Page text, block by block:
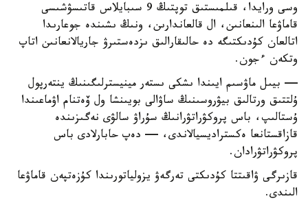
وسى ورايدا، قىلمىستىق توپتىڭ 9 سىبايلاس قاتىسۋشىسى
قاماۋعا الىنعانىن، ال قالعاندارىن، ونىڭ ىشىندە جوعارىدا
اتالعان كۇدىكتىگە دە حالىقارالىق ىزدەستىرۋ جاريالانعانىن اتاپ
وتكەن ءجون.
— بيىل ماۋسىم ايىندا ىشكى ىستەر مينيسترلىگىنىڭ ينتەرپول
ۇلتتىق ورتالىق بيۋروسىنىڭ ساۋالى بويىنشا ول ۆەتنام اۋماعىندا
ۇستالىپ، باس پروكۋراتۋرانىڭ سۇراۋ سالۋى نەگىزىندە
قازاقستانعا ەكستراديسيالاندى، — دەپ حابارلادى باس
پروكۋراتۋرادان.
قازىرگى ۋاقىتتا كۇدىكتى تەرگەۋ يزولياتورىندا كۇزەتپەن قاماۋعا
الىندى.